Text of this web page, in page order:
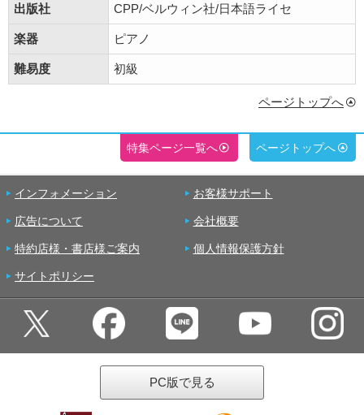
出版社 CPP/ベルウィン社/日本語ライセ
楽器 ピアノ
難易度 初級
ページトップへ
特集ページ一覧へ ページトップへ
インフォメーション お客様サポート
広告について 会社概要
特約店様・書店様ご案内 個人情報保護方針
サイトポリシー
PC版で見る